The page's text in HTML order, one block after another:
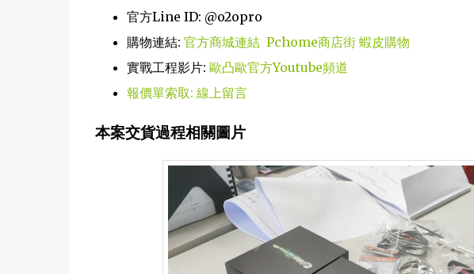
官方Line ID: @o2opro
購物連結: 官方商城連結 Pchome商店街 蝦皮購物
實戰工程影片: 歐凸歐官方Youtube頻道
報價單索取: 線上留言
本案交貨過程相關圖片